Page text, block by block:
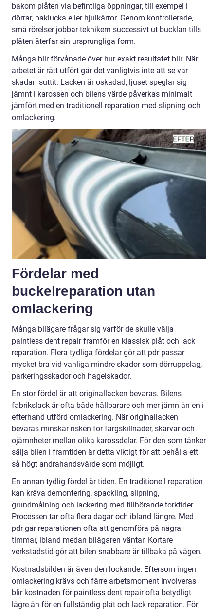
bakom plåten via befintliga öppningar, till exempel i
dörrar, baklucka eller hjulkärror. Genom kontrollerade,
små rörelser jobbar teknikern successivt ut bucklan tills
plåten återfår sin ursprungliga form.
Många blir förvånade över hur exakt resultatet blir. När
arbetet är rätt utfört går det vanligtvis inte att se var
skadan suttit. Lacken är oskadad, ljuset speglar sig
jämnt i karossen och bilens värde påverkas minimalt
jämfört med en traditionell reparation med slipning och
omlackering.
Fördelar med
buckelreparation utan
omlackering
Många bilägare frågar sig varför de skulle välja
paintless dent repair framför en klassisk plåt och lack
reparation. Flera tydliga fördelar gör att pdr passar
mycket bra vid vanliga mindre skador som dörruppslag,
parkeringsskador och hagelskador.
En stor fördel är att originallacken bevaras. Bilens
fabrikslack är ofta både hållbarare och mer jämn än en i
efterhand utförd omlackering. När originallacken
bevaras minskar risken för färgskillnader, skarvar och
ojämnheter mellan olika karossdelar. För den som tänker
sälja bilen i framtiden är detta viktigt för att behålla ett
så högt andrahandsvärde som möjligt.
En annan tydlig fördel är tiden. En traditionell reparation
kan kräva demontering, spackling, slipning,
grundmålning och lackering med tillhörande torktider.
Processen tar ofta flera dagar och ibland längre. Med
pdr går reparationen ofta att genomföra på några
timmar, ibland medan bilägaren väntar. Kortare
verkstadstid gör att bilen snabbare är tillbaka på vägen.
Kostnadsbilden är även den lockande. Eftersom ingen
omlackering krävs och färre arbetsmoment involveras
blir kostnaden för paintless dent repair ofta betydligt
lägre än för en fullständig plåt och lack reparation. För